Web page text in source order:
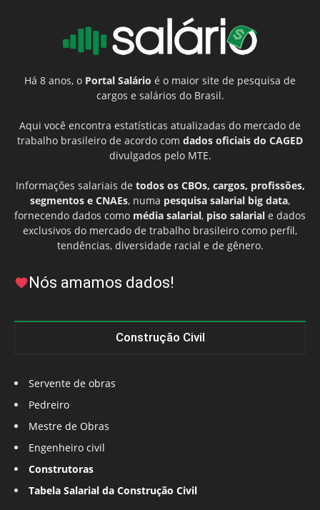
Há 8 anos, o Portal Salário é o maior site de pesquisa de
cargos e salários do Brasil.
Aqui você encontra estatísticas atualizadas do mercado de
trabalho brasileiro de acordo com dados oficiais do CAGED
divulgados pelo MTE.
Informações salariais de todos os CBOs, cargos, profissões,
segmentos e CNAEs, numa pesquisa salarial big data,
fornecendo dados como média salarial, piso salarial e dados
exclusivos do mercado de trabalho brasileiro como perfil,
tendências, diversidade racial e de gênero.
Nós amamos dados!
Construção Civil
Servente de obras
Pedreiro
Mestre de Obras
Engenheiro civil
Construtoras
Tabela Salarial da Construção Civil